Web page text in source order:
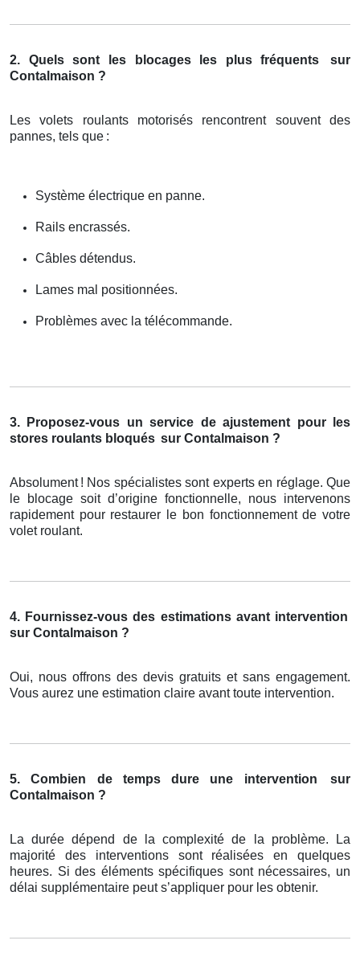
2. Quels sont les blocages les plus fréquents
sur
Contalmaison ?
Les volets roulants motorisés rencontrent souvent des
pannes, tels que :
Système électrique en panne.
Rails encrassés.
Câbles détendus.
Lames mal positionnées.
Problèmes avec la télécommande.
3. Proposez-vous un service de ajustement pour les
stores roulants bloqués sur Contalmaison ?
Absolument ! Nos spécialistes sont experts en réglage. Que
le blocage soit d’origine fonctionnelle, nous intervenons
rapidement pour restaurer le bon fonctionnement de votre
volet roulant.
4. Fournissez-vous des estimations avant intervention
sur Contalmaison ?
Oui, nous offrons des devis gratuits et sans engagement.
Vous aurez une estimation claire avant toute intervention.
5. Combien de temps dure une intervention
sur
Contalmaison ?
La durée dépend de la complexité de la problème. La
majorité des interventions sont réalisées en quelques
heures. Si des éléments spécifiques sont nécessaires, un
délai supplémentaire peut s’appliquer pour les obtenir.